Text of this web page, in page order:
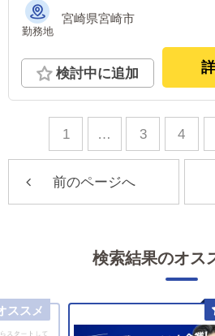
勤務地
宮崎県宮崎市
検討中に追加
1 … 3 4
前のページへ
検索結果のオス